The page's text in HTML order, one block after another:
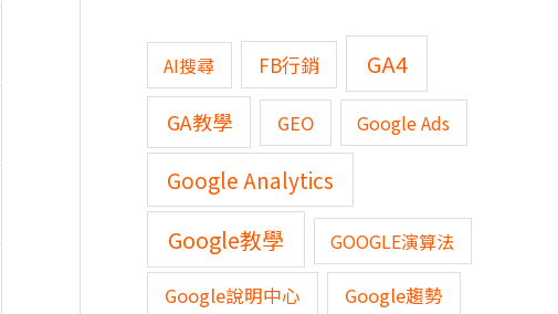
AI搜尋 FB行銷 GA4
GA教學 GEO Google Ads
Google Analytics
Google教學 GOOGLE演算法
Google說明中心
Google趨勢